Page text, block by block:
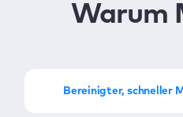
Warum
Bereinigter, schneller